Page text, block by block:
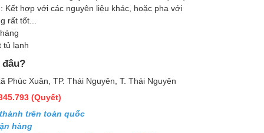
Kết hợp với các nguyên liệu khác, hoặc pha với
rất tốt...
tủ lạnh
Phúc Xuân, TP. Thái Nguyên, T. Thái Nguyên
(Quyết)
trên toàn quốc
hàng